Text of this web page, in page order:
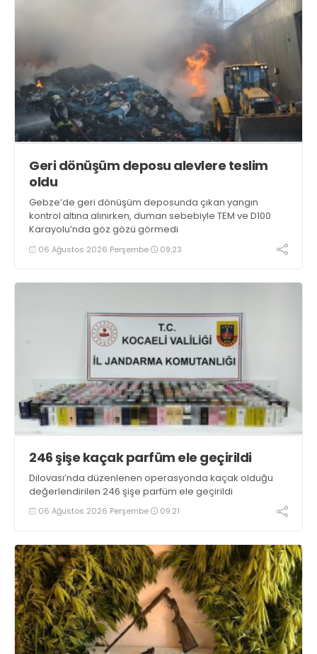
Geri dönüşüm deposu alevlere teslim
oldu
Gebze’de geri dönüşüm deposunda çıkan yangın
kontrol altına alınırken, duman sebebiyle TEM ve D100
Karayolu’nda göz gözü görmedi
06 Ağustos 2026 Perşembe 09:23
246 şişe kaçak parfüm ele geçirildi
Dilovası’nda düzenlenen operasyonda kaçak olduğu
değerlendirilen 246 şişe parfüm ele geçirildi
06 Ağustos 2026 Perşembe 09:21